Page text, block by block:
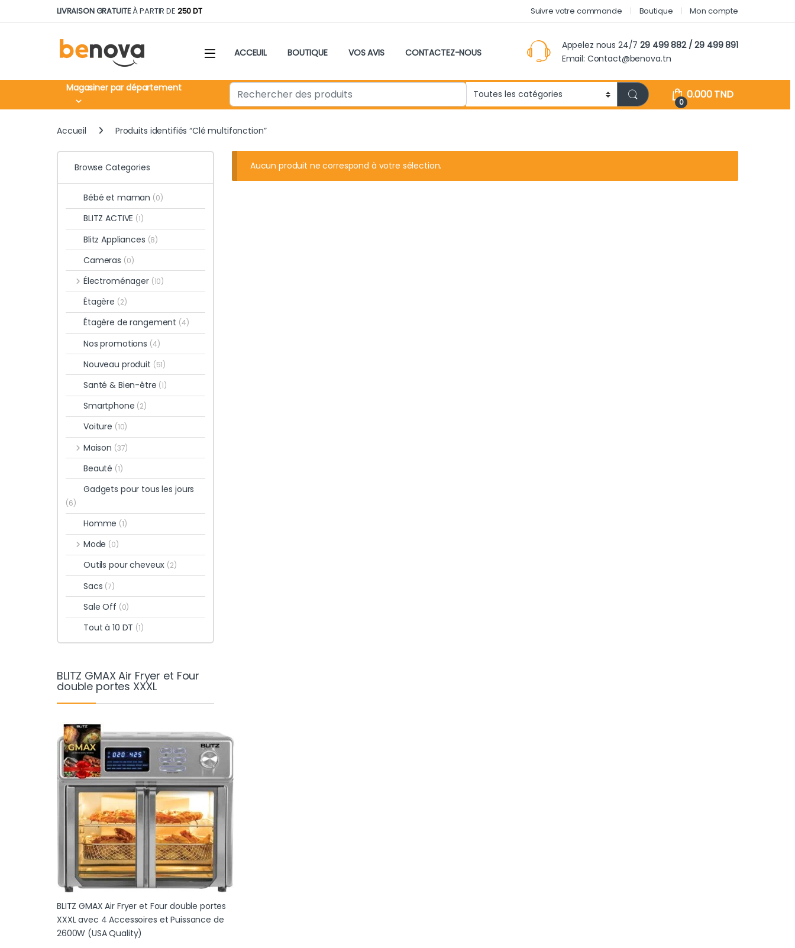
Skip to navigation
Skip to contentLIVRAISON GRATUITEÀ PARTIR DE 250 DT Suivre votre commande Boutique Mon compte
ACCEUIL BOUTIQUE VOS AVIS CONTACTEZ-NOUS
Appelez nous 24/729 499 882 / 29 499 891
Email: Contact@benova.tn
Magasiner par département Search for:
0
0.000TND
Accueil Produits identifiés “Clé multifonction”
Aucun produit ne correspond à votre sélection.
Browse Categories
Bébé et maman (0)
BLITZ ACTIVE (1)
Blitz Appliances (8)
Cameras (0)
Électroménager (10)
Étagère (2)
Étagère de rangement (4)
Nos promotions (4)
Nouveau produit (51)
Santé & Bien-être (1)
Smartphone (2)
Voiture (10)
Maison (37)
Beauté (1)
Gadgets pour tous les jours
(6)
Homme (1)
Mode (0)
Outils pour cheveux (2)
Sacs (7)
Sale Off (0)
Tout à 10 DT (1)
BLITZ GMAX Air Fryer et Four
double portes XXXL
BLITZ GMAX Air Fryer et Four double portes
XXXL avec 4 Accessoires et Puissance de
2600W (USA Quality)